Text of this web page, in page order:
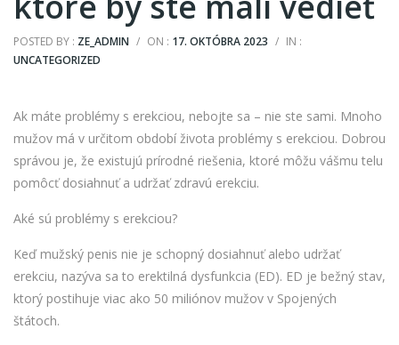
POSTED BY : ZE_ADMIN / ON : 17. OKTÓBRA 2023 / IN :
UNCATEGORIZED
Ak máte problémy s erekciou, nebojte sa – nie ste sami. Mnoho
mužov má v určitom období života problémy s erekciou. Dobrou
správou je, že existujú prírodné riešenia, ktoré môžu vášmu telu
pomôcť dosiahnuť a udržať zdravú erekciu.
Aké sú problémy s erekciou?
Keď mužský penis nie je schopný dosiahnuť alebo udržať
erekciu, nazýva sa to erektilná dysfunkcia (ED). ED je bežný stav,
ktorý postihuje viac ako 50 miliónov mužov v Spojených
štátoch.